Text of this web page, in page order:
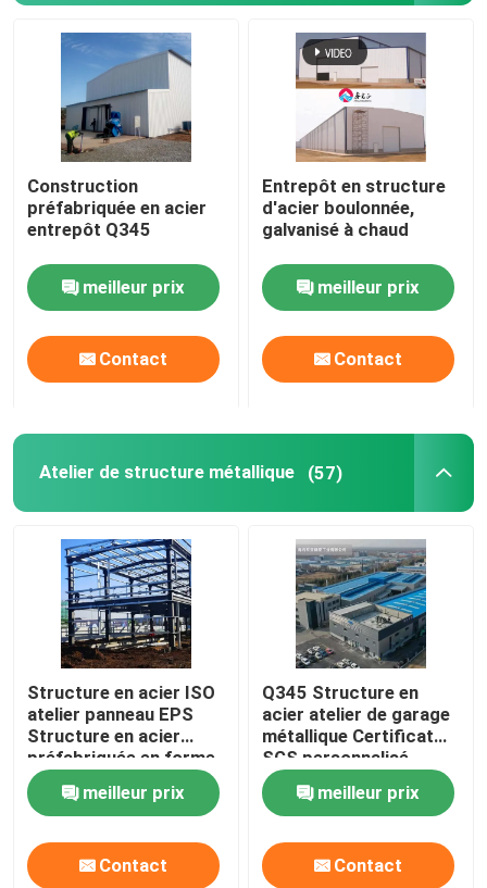
À la maison
Construction
préfabriquée en acier
entrepôt Q345
meilleur prix
Contact
Entrepôt en structure
d'acier boulonnée,
galvanisé à chaud
meilleur prix
Contact
Atelier de structure métallique (57)
Structure en acier ISO
atelier panneau EPS
Structure en acier
préfabriquée en forme
de H
meilleur prix
Contact
Q345 Structure en
acier atelier de garage
métallique Certificat
SGS personnalisé
meilleur prix
Contact